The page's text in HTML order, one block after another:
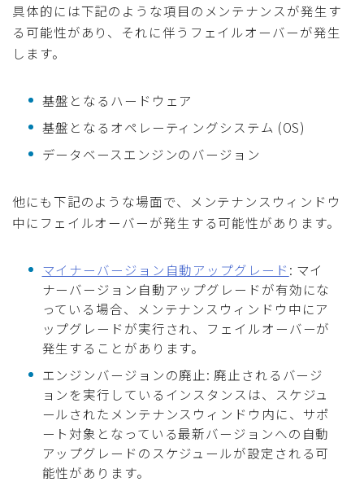
具体的には下記のような項目のメンテナンスが発生す
る可能性があり、それに伴うフェイルオーバーが発生
します。
基盤となるハードウェア
基盤となるオペレーティングシステム (OS)
データベースエンジンのバージョン
他にも下記のような場面で、メンテナンスウィンドウ
中にフェイルオーバーが発生する可能性があります。
マイナーバージョン自動アップグレード : マイ
ナーバージョン自動アップグレードが有効にな
っている場合、メンテナンスウィンドウ中にア
ップグレードが実行され、フェイルオーバーが
発生することがあります。
エンジンバージョンの廃止: 廃止されるバージ
ョンを実行しているインスタンスは、スケジュ
ールされたメンテナンスウィンドウ内に、サポ
ート対象となっている最新バージョンへの自動
アップグレードのスケジュールが設定される可
能性があります。